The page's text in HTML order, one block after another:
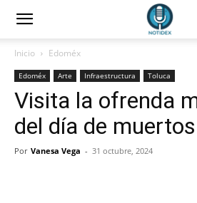
Inicio Edoméx
Edoméx Arte Infraestructura Toluca
Visita la ofrenda
del día de
Por Vanesa Vega - 31 octubre, 2024